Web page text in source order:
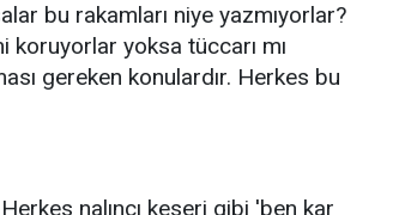
bu rakamları niye yazmıyorlar?
koruyorlar yoksa tüccarı mı
gereken konulardır. Herkes bu
nalıncı keseri gibi 'ben kar